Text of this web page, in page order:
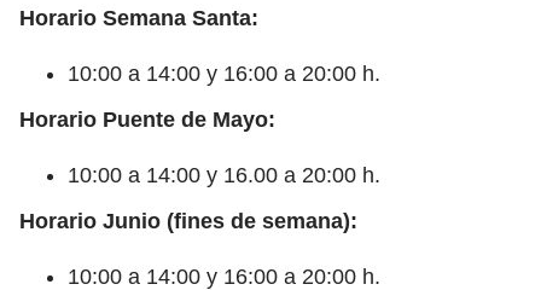
Horario Semana Santa:
10:00 a 14:00 y 16:00 a 20:00 h.
Horario Puente de Mayo:
10:00 a 14:00 y 16.00 a 20:00 h.
Horario Junio (fines de semana):
10:00 a 14:00 y 16:00 a 20:00 h.